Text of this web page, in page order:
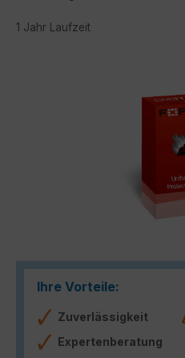
1 Jahr Laufzeit
Ihre Vorteile:
Zuverlässigkeit
Expertenberatung